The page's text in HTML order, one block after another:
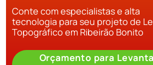
Conte com especialistas e alta
tecnologia para seu projeto de
Topográfico em Ribeirão Bonito
Orçamento para